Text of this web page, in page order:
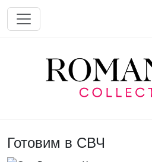
Перейти к основному
Готовим в СВЧ